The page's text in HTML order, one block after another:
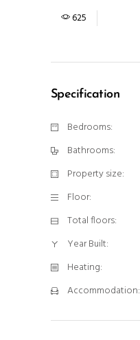
625
Specification
Bedrooms:
Bathrooms:
Property size:
Floor:
Total floors:
Year Built:
Heating:
Accommodation: